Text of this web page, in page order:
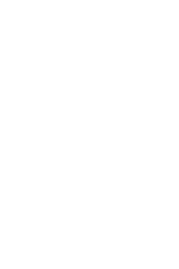
Ladesoftware der Schutz
Sicherheitskonzept
Cyberrisiken ausgesetzt. Der
dauerhaft zu gewährleisten.
Ladestationen. Sie schließen
beziehen sich auf die
– ohne dass eine
der Platform und der App läuft.
Handelt es sich um eine
wird dabei nicht auf dem lokalen
Verbindung Zugang.